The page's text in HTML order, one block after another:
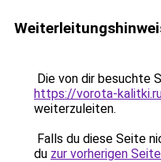
Die von dir besuchte
https://vorota-
weiterzuleiten.
Falls du diese Seite
du zur vorherigen